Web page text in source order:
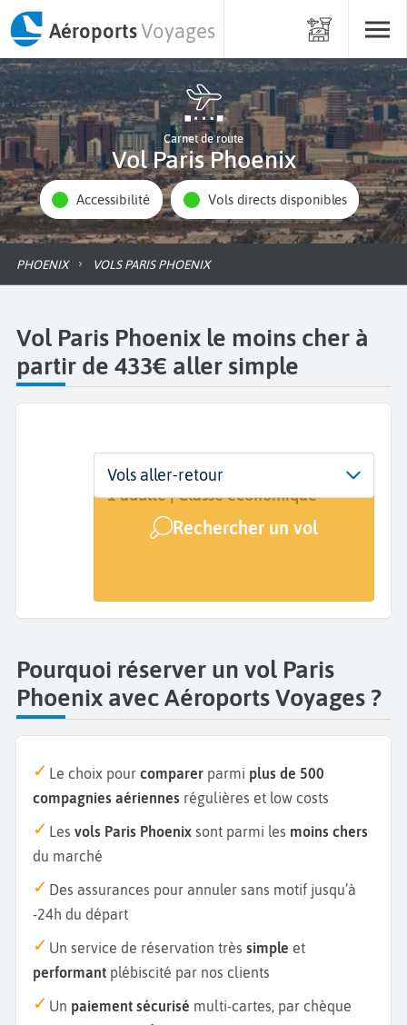
AéroportsVoyages
Carnet de route
Vol Paris Phoenix
Accessibilité Vols directs disponibles
PHOENIX VOLS PARIS PHOENIX
Vol Paris Phoenix le moins cher à
partir de 433€ aller simple
Départ
Paris (PAR)
Dates
Dates de votre voyage
Voyageurs | Classe
1 adulte | Classe économique
Rechercher un vol
Vols aller-retour
Pourquoi réserver un vol Paris
Phoenix avec Aéroports Voyages ?
Le choix pour comparer parmi plus de 500
compagnies aériennes régulières et low costs
Les vols Paris Phoenix sont parmi les moins chers
du marché
Des assurances pour annuler sans motif jusqu’à
-24h du départ
Un service de réservation très simple et
performant plébiscité par nos clients
Un paiement sécurisé multi-cartes, par chèque